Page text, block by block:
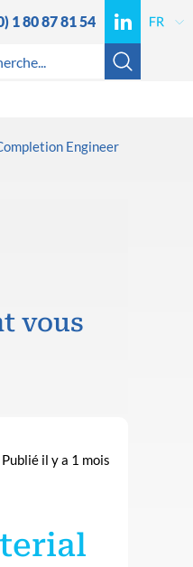
1 80 87 81 54
Engineer
vous
Publié il y a 1 mois